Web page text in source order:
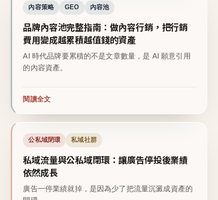
內容策略 GEO 內容池
品牌內容池完整指南：做內容行銷，把行銷
費用變成越累積越值錢的資產
AI 時代品牌要累積的不是文章數量，是 AI 願意引用
的內容資產。
閱讀全文
公私域閉環 私域社群
私域流量與公私域閉環：讓廣告停投後業績
依然成長
廣告一停業績就掉，是因為少了把流量沉澱成資產的